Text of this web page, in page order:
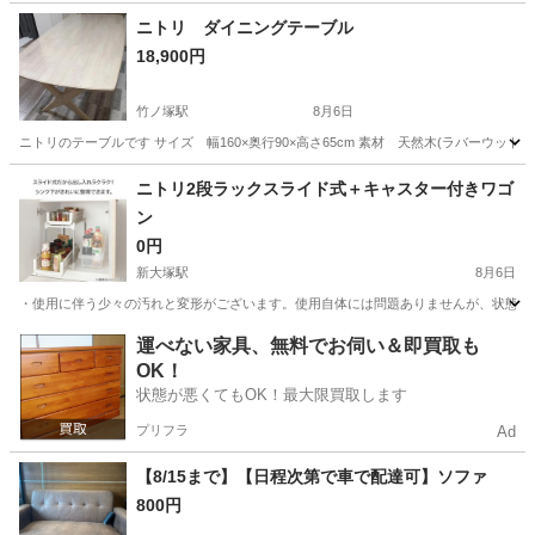
東京 豊島区 雑司が谷駅 テーブル
ニトリ ダイニングテーブル
18,900円
竹ノ塚駅 8月6日
ニトリのテーブルです サイズ 幅160×奥行90×高さ65cm 素材 天然木(ラバーウッド
東京 足立区 竹ノ塚駅 ダイニングセット
ニトリ2段ラックスライド式＋キャスター付きワゴ
ン
0円
新大塚駅 8月6日
・使用に伴う少々の汚れと変形がございます。使用自体には問題ありませんが、状
東京 豊島区 新大塚駅 収納家具
運べない家具、無料でお伺い＆即買取も
OK！
状態が悪くてもOK！最大限買取します
プリフラ Ad
【8/15まで】【日程次第で車で配達可】ソファ
800円